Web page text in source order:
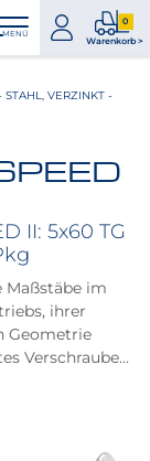
MENÜ
zum
Konto
0
Warenkorb >
0
STAHL, VERZINKT -
II: 5x60 TG
Maßstäbe im
ihrer
Geometrie
Verschrauben,